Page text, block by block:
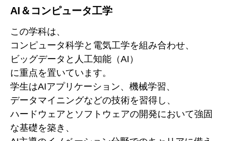
AI＆コンピュータ工学
この学科は、
コンピュータ科学と電気工学を組み合わせ、
ビッグデータと人工知能（AI）
に重点を置いています。
学生はAIアプリケーション、機械学習、
データマイニングなどの技術を習得し、
ハードウェアとソフトウェアの開発において強固
な基礎を築き、